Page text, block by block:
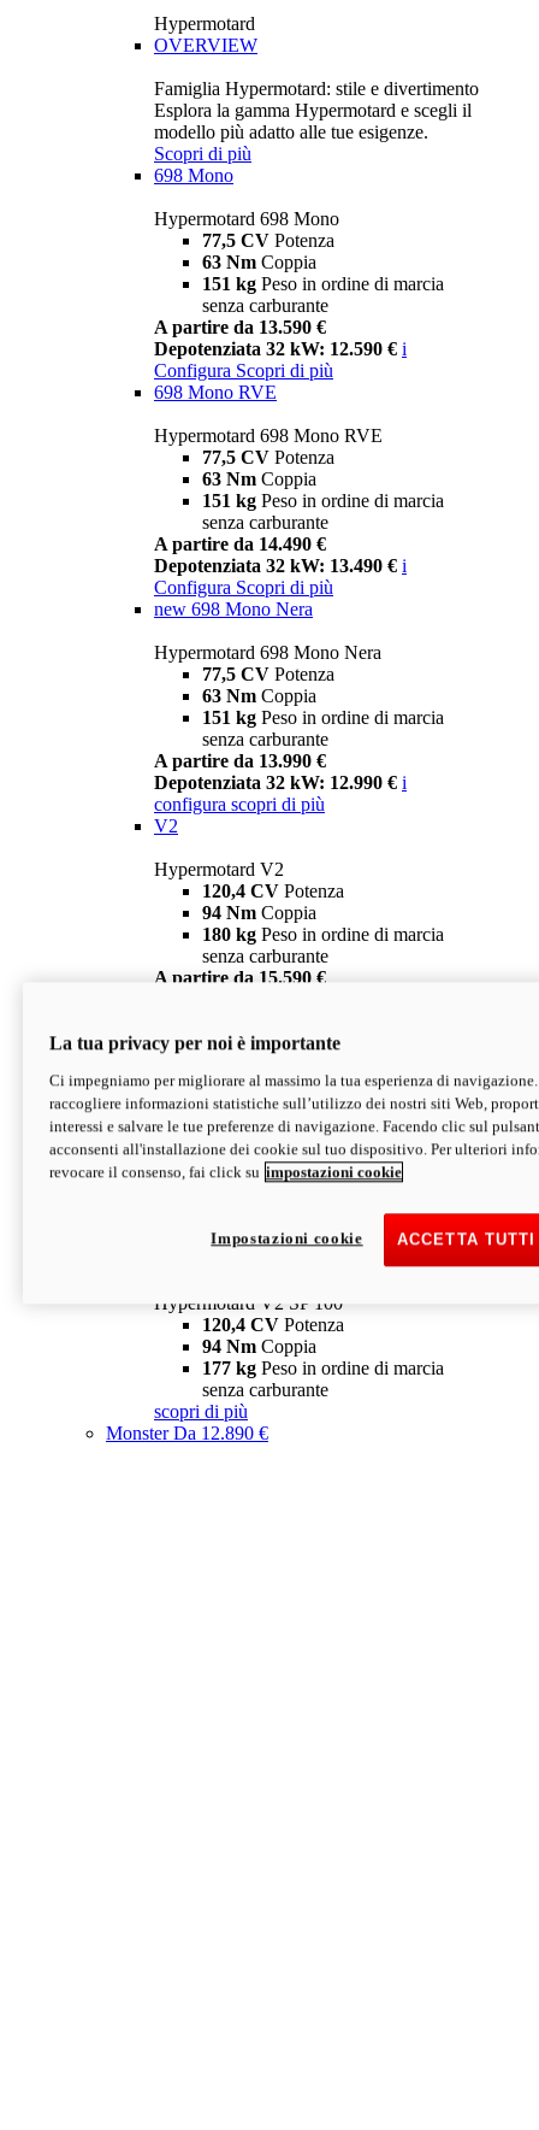
Hypermotard
OVERVIEW
Famiglia Hypermotard: stile e divertimento
Esplora la gamma Hypermotard e scegli il
modello più adatto alle tue esigenze.
Scopri di più
698 Mono
Hypermotard 698 Mono
77,5 CV Potenza
63 Nm Coppia
151 kg Peso in ordine di marcia
senza carburante
A partire da 13.590 €
Depotenziata 32 kW: 12.590 € i
Configura Scopri di più
698 Mono RVE
Hypermotard 698 Mono RVE
77,5 CV Potenza
63 Nm Coppia
151 kg Peso in ordine di marcia
senza carburante
A partire da 14.490 €
Depotenziata 32 kW: 13.490 € i
Configura Scopri di più
new 698 Mono Nera
Hypermotard 698 Mono Nera
77,5 CV Potenza
63 Nm Coppia
151 kg Peso in ordine di marcia
senza carburante
A partire da 13.990 €
Depotenziata 32 kW: 12.990 € i
configura scopri di più
V2
Hypermotard V2
120,4 CV Potenza
94 Nm Coppia
180 kg Peso in ordine di marcia
senza carburante
A partire da 15.590 €
V2 SP
Hypermotard V2 SP
120,4 CVPotenza
94 NmCoppia
177 kgPeso in ordine di marcia
senza carburante
Depotenziata 35 kW: 18.890 € i
configura scopri di più
Hypermotard V2 SP 100
120,4 CV Potenza
94 Nm Coppia
177 kg Peso in ordine di marcia
senza carburante
scopri di più
MonsterDa 12.890 €
La tua privacy per noi è importante
Ci impegniamo per migliorare al massimo la tua esperienza di
raccogliere informazioni statistiche sull’utilizzo dei nostri siti Web,
interessi e salvare le tue preferenze di navigazione. Facendo clic sul
acconsenti all'installazione dei cookie sul tuo dispositivo. Per ulteriori
revocare il consenso, fai click su impostazioni cookie
ACCETTA
Impostazioni cookie